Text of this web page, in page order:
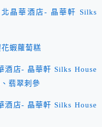
北晶華酒店- 晶華軒 Silks
蝦蘿蔔糕
酒店- 晶華軒 Silks House
翡翠刺參
酒店- 晶華軒 Silks House